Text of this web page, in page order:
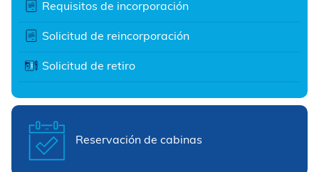
Requisitos de incorporación
Solicitud de reincorporación
Solicitud de retiro
Reservación de cabinas